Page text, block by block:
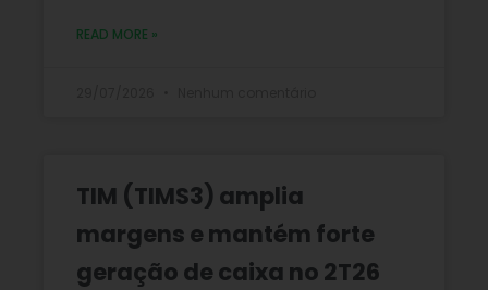
READ MORE »
TIM (TIMS3) amplia
margens e mantém forte
geração de caixa no 2T26